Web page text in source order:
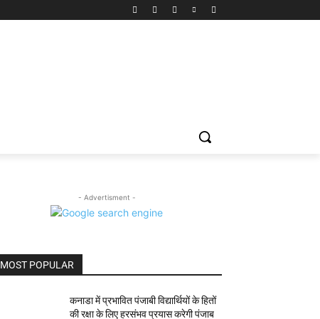
- Advertisment -
MOST POPULAR
कनाडा में प्रभावित पंजाबी विद्यार्थियों के हितों
की रक्षा के लिए हरसंभव प्रयास करेगी पंजाब